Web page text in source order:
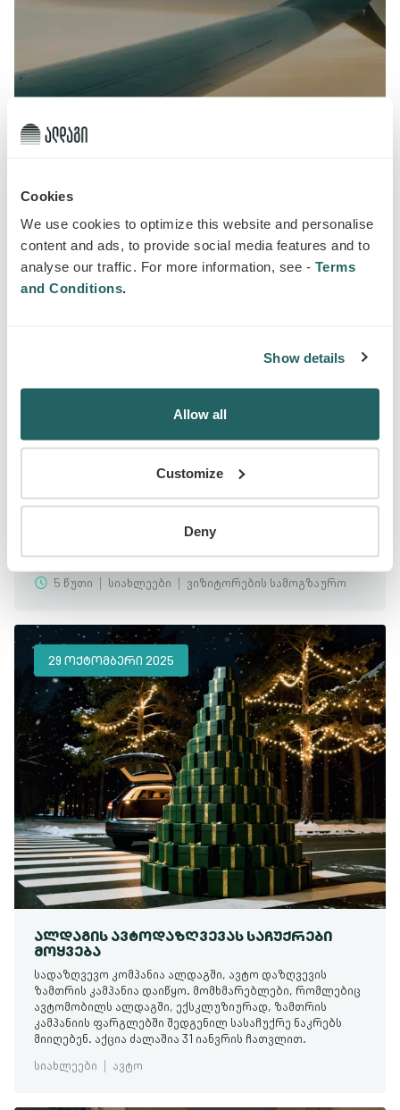
Cookies
We use cookies to optimize this website and personalise
content and ads, to provide social media features and to
analyse our traffic. For more information, see - Terms
and Conditions.
Show details
Allow all
Customize
Deny
ᲡᲐᲛᲝᲒᲖᲐᲣᲠᲝ ᲓᲐᲖᲦᲕᲔᲕᲐᲡ ᲡᲐᲩᲣᲥᲠᲔᲑᲘ
ᲛᲝᲧᲕᲔᲑᲐ
14 ᲘᲐᲜᲕᲐᲠᲘ 2026
ᲐᲚᲓᲐᲒᲘ ᲢᲣᲠᲘᲡᲢᲔᲑᲡ ᲕᲘᲖᲘᲢᲝᲠᲔᲑᲘᲡ
5 წუთი სიახლეები ვიზიტორების სამოგზაურო
29 ᲝᲥᲢᲝᲛᲑᲔᲠᲘ 2025
ᲐᲚᲓᲐᲒᲘᲡ ᲐᲕᲢᲝᲓᲐᲖᲦᲕᲔᲕᲐᲡ ᲡᲐᲩᲣᲥᲠᲔᲑᲘ
ᲛᲝᲧᲕᲔᲑᲐ
სადაზღვევო კომპანია ალდაგში, ავტო დაზღვევის
ზამთრის კამპანია დაიწყო. მომხმარებლები, რომლებიც
ავტომობილს ალდაგში, ექსკლუზიურად, ზამთრის
კამპანიის ფარგლებში შედგენილ სასაჩუქრე ნაკრებს
მიიღებენ. აქცია ძალაშია 31 იანვრის ჩათვლით.
სიახლეები
ავტო